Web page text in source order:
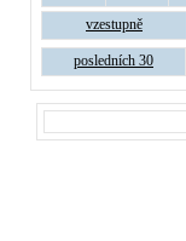
vzestupně
posledních 30